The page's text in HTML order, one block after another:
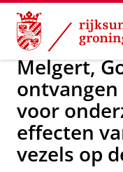
Skip
Content
Skip
Navigation
Over ons
Melgert,
ontvangen
voor
effecten
vezels op